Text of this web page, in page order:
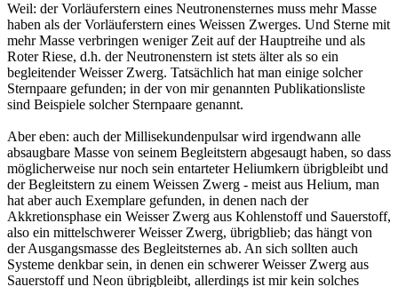
Weil: der Vorläuferstern eines Neutronensternes muss mehr Masse
haben als der Vorläuferstern eines Weissen Zwerges. Und Sterne mit
mehr Masse verbringen weniger Zeit auf der Hauptreihe und als
Roter Riese, d.h. der Neutronenstern ist stets älter als so ein
begleitender Weisser Zwerg. Tatsächlich hat man einige solcher
Sternpaare gefunden; in der von mir genannten Publikationsliste
sind Beispiele solcher Sternpaare genannt.
Aber eben: auch der Millisekundenpulsar wird irgendwann alle
absaugbare Masse von seinem Begleitstern abgesaugt haben, so dass
möglicherweise nur noch sein entarteter Heliumkern übrigbleibt und
der Begleitstern zu einem Weissen Zwerg - meist aus Helium, man
hat aber auch Exemplare gefunden, in denen nach der
Akkretionsphase ein Weisser Zwerg aus Kohlenstoff und Sauerstoff,
also ein mittelschwerer Weisser Zwerg, übrigblieb; das hängt von
der Ausgangsmasse des Begleitsternes ab. An sich sollten auch
Systeme denkbar sein, in denen ein schwerer Weisser Zwerg aus
Sauerstoff und Neon übrigbleibt, allerdings ist mir kein solches